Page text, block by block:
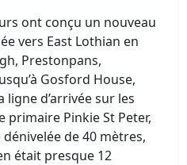
ont conçu un nouveau
vers East Lothian en
Prestonpans,
Gosford House,
ligne d’arrivée sur les
primaire Pinkie St Peter,
de 40 mètres,
était presque 12